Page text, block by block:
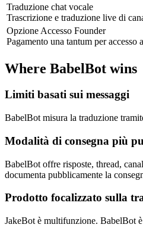
Traduzione chat vocale
Trascrizione e traduzione live di
Opzione Accesso Founder
Pagamento una tantum per accesso
Where BabelBot wins
Limiti basati sui messaggi
BabelBot misura la traduzione
Modalità di consegna più
BabelBot offre risposte, thread,
documenta pubblicamente la
Prodotto focalizzato sulla
JakeBot è multifunzione. BabelBot